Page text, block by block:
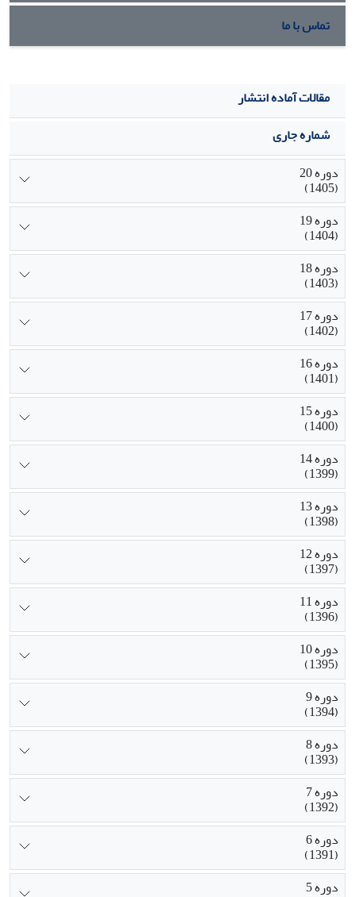
تماس با ما
مقالات آماده انتشار
شماره جاری
دوره 20
(1405)
دوره 19
(1404)
دوره 18
(1403)
دوره 17
(1402)
دوره 16
(1401)
دوره 15
(1400)
دوره 14
(1399)
دوره 13
(1398)
دوره 12
(1397)
دوره 11
(1396)
دوره 10
(1395)
دوره 9
(1394)
دوره 8
(1393)
دوره 7
(1392)
دوره 6
(1391)
دوره 5